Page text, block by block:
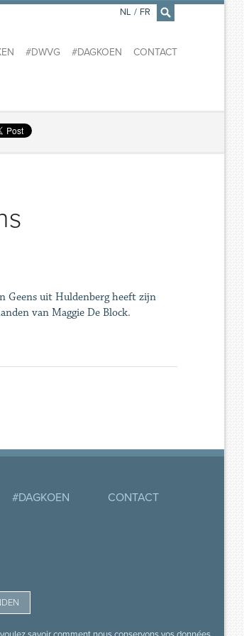
×
#DWVG #DAGKOEN CONTACT
NL / FR
Geens uit Huldenberg heeft zijn
van Maggie De Block.
#DAGKOEN CONTACT